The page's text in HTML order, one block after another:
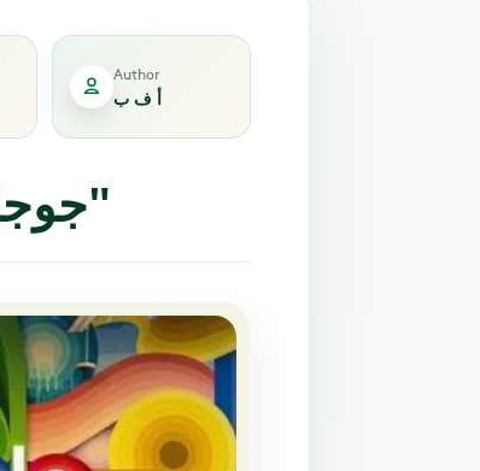
Author
أ ف ب
جوجل تطلق روبوتها التحادثي "بارد"